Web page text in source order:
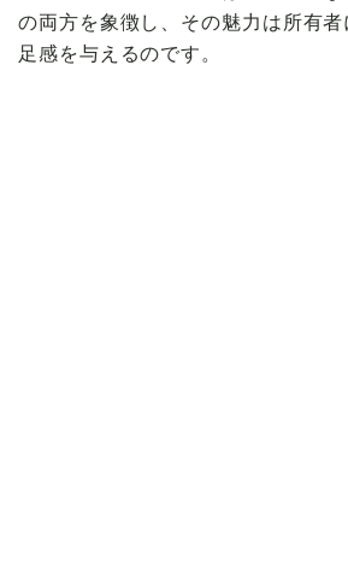
の両方を象徴し、その魅力は所有
足感を与えるのです。